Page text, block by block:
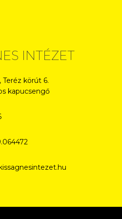
INTÉZET
Teréz körút 6.
kapucsengő